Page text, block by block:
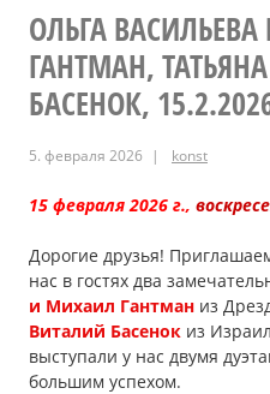
ОЛЬГА
ГАНТМАН,
БАСЕНОК,
5. февраля 2026 konst
15 февраля 2026 г.,
Дорогие друзья!
нас в гостях два
и Михаил Гантман из
Виталий Басенок из
выступали у нас двумя
большим успехом.